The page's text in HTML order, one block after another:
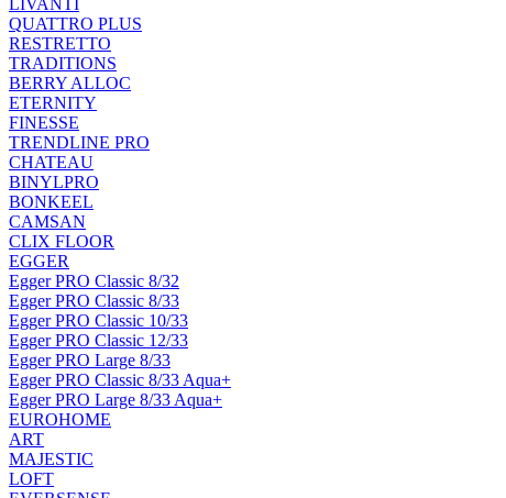
LIVANTI
QUATTRO PLUS
RESTRETTO
TRADITIONS
BERRY ALLOC
ETERNITY
FINESSE
TRENDLINE PRO
CHATEAU
BINYLPRO
BONKEEL
CAMSAN
CLIX FLOOR
EGGER
Egger PRO Classic 8/32
Egger PRO Classic 8/33
Egger PRO Classic 10/33
Egger PRO Classic 12/33
Egger PRO Large 8/33
Egger PRO Classic 8/33 Aqua+
Egger PRO Large 8/33 Aqua+
EUROHOME
ART
MAJESTIC
LOFT